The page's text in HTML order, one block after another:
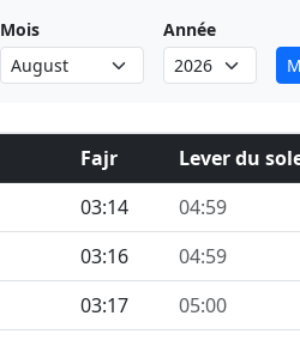
Mois
Année
Fajr Lever du
03:14 04:59
03:16 04:59
03:17 05:00